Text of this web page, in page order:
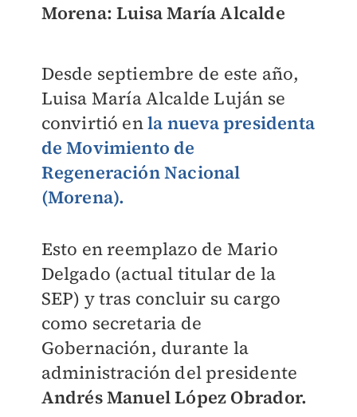
Morena: Luisa María Alcalde
Desde septiembre de este año,
Luisa María Alcalde Luján se
convirtió enla nueva presidenta
de Movimiento de
Regeneración Nacional
(Morena).
Esto en reemplazo de Mario
Delgado (actual titular de la
SEP) y tras concluir su cargo
como secretaria de
Gobernación, durante la
administración del presidente
Andrés Manuel López Obrador.